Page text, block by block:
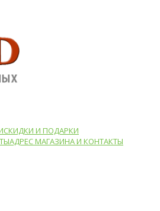
СКИДКИ И ПОДАРКИ
АДРЕС МАГАЗИНА И КОНТАКТЫ